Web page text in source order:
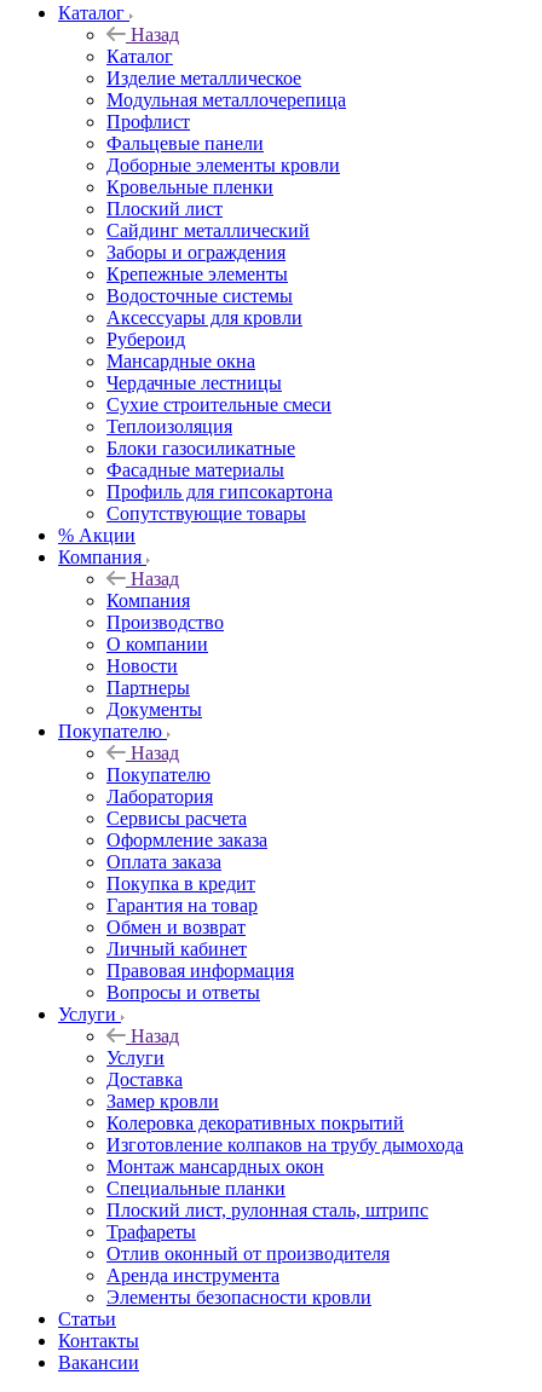
Каталог
Назад
Каталог
Изделие металлическое
Модульная металлочерепица
Профлист
Фальцевые панели
Доборные элементы кровли
Кровельные пленки
Плоский лист
Сайдинг металлический
Заборы и ограждения
Крепежные элементы
Водосточные системы
Аксессуары для кровли
Рубероид
Мансардные окна
Чердачные лестницы
Сухие строительные смеси
Теплоизоляция
Блоки газосиликатные
Фасадные материалы
Профиль для гипсокартона
Сопутствующие товары
% Акции
Компания
Назад
Компания
Производство
О компании
Новости
Партнеры
Документы
Покупателю
Назад
Покупателю
Лаборатория
Сервисы расчета
Оформление заказа
Оплата заказа
Покупка в кредит
Гарантия на товар
Обмен и возврат
Личный кабинет
Правовая информация
Вопросы и ответы
Услуги
Назад
Услуги
Доставка
Замер кровли
Колеровка декоративных покрытий
Изготовление колпаков на трубу дымохода
Монтаж мансардных окон
Специальные планки
Плоский лист, рулонная сталь, штрипс
Трафареты
Отлив оконный от производителя
Аренда инструмента
Элементы безопасности кровли
Статьи
Контакты
Вакансии